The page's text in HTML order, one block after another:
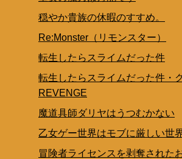
穏やか貴族の休暇のすすめ。
Re:Monster（リモンスター）
転生したらスライムだった件
転生したらスライムだった件・
REVENGE
魔道具師ダリヤはうつむかない
乙女ゲー世界はモブに厳しい世
冒険者ライセンスを剥奪された